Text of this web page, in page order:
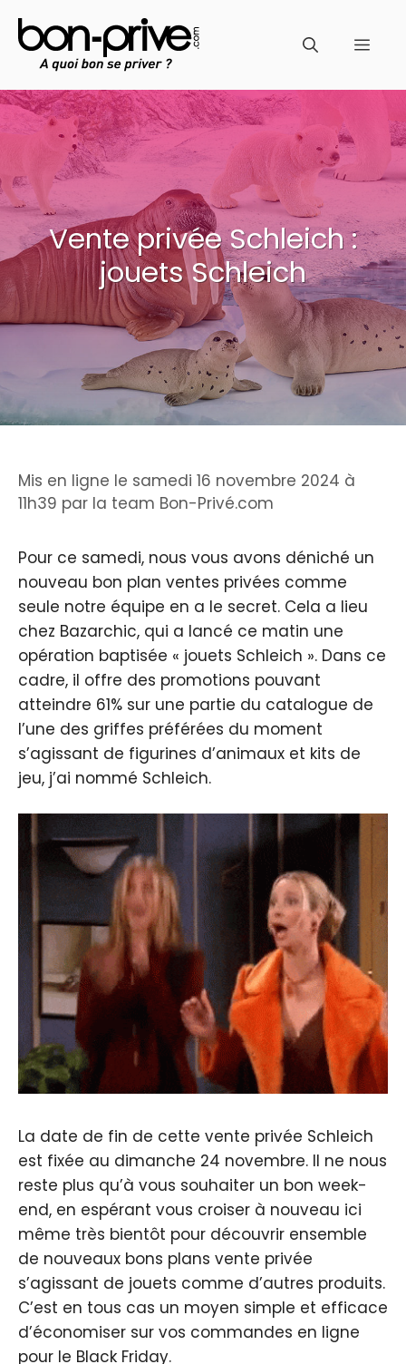
au
contenu
Vente privée Schleich :
jouets Schleich
Mis en ligne le samedi 16 novembre 2024 à
11h39 par la team Bon-Privé.com
Pour ce samedi, nous vous avons déniché un
nouveau bon plan ventes privées comme
seule notre équipe en a le secret. Cela a lieu
chez Bazarchic, qui a lancé ce matin une
opération baptisée « jouets Schleich ». Dans ce
cadre, il offre des promotions pouvant
atteindre 61% sur une partie du catalogue de
l’une des griffes préférées du moment
s’agissant de figurines d’animaux et kits de
jeu, j’ai nommé Schleich.
La date de fin de cette vente privée Schleich
est fixée au dimanche 24 novembre. Il ne nous
reste plus qu’à vous souhaiter un bon week-
end, en espérant vous croiser à nouveau ici
même très bientôt pour découvrir ensemble
de nouveaux bons plans vente privée
s’agissant de jouets comme d’autres produits.
C’est en tous cas un moyen simple et efficace
d’économiser sur vos commandes en ligne
pour le Black Friday.